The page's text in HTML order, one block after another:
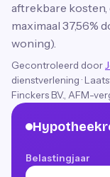
aftrekbare
maximaal 37,56%
woning).
Gecontroleerd door
dienstverlening ·
Finckers B.V., AFM-
Belastingjaar